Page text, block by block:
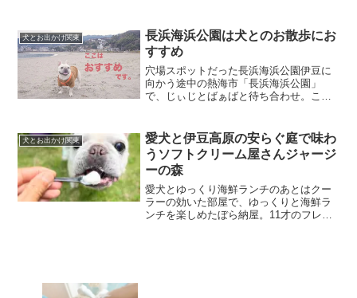
犬とお出かけ関東
長浜海浜公園は犬とのお散歩にお
すすめ
穴場スポットだった長浜海浜公園伊豆に
向かう途中の熱海市「長浜海浜公園」
で、じぃじとばぁばと待ち合わせ。ここ
た。というのも、遊歩道はきちんと整備
されているし、砂浜にはゴミが...
犬とお出かけ関東
愛犬と伊豆高原の安らぐ庭で味わ
うソフトクリーム屋さんジャージ
ーの森
愛犬とゆっくり海鮮ランチのあとはクー
ラーの効いた部屋で、ゆっくりと海鮮ラ
ンチを楽しめたぼら納屋。11才のフレン